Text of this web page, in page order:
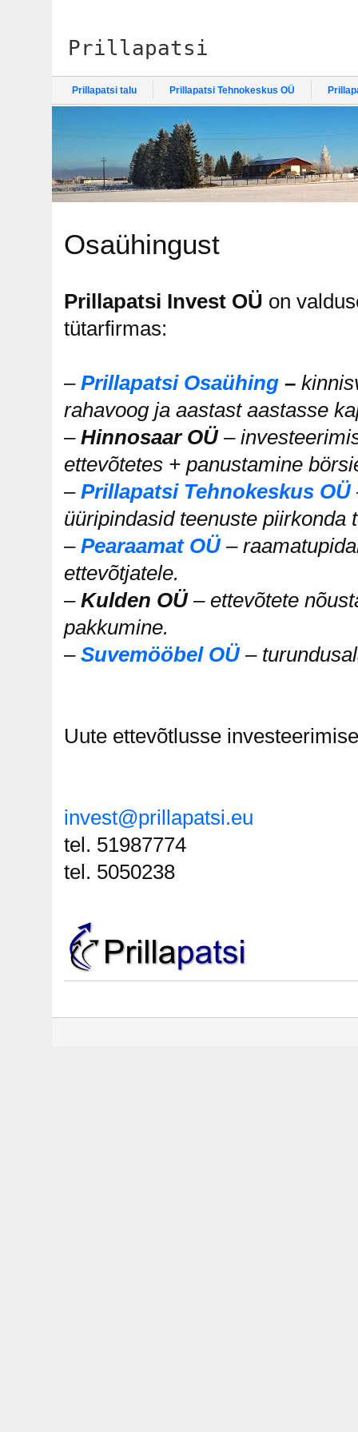
Prillapatsi
Prillapatsi talu Prillapatsi Tehnokeskus OÜ
Osaühingust
Prillapatsi Invest OÜ on
tütarfirmas:
– Prillapatsi Osaühing –
rahavoog ja aastast aastasse
– Hinnosaar OÜ–
ettevõtetes + panustamine
– Prillapatsi Tehnokeskus OÜ
üüripindasid teenuste piirkonda
– Pearaamat OÜ–
ettevõtjatele.
– Kulden OÜ– ettevõtete
pakkumine.
– Suvemööbel OÜ–
Uute ettevõtlusse
invest@prillapatsi.eu
tel. 51987774
tel. 5050238